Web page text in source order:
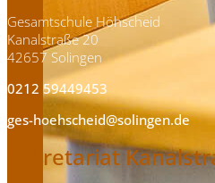
Gesamtschule Höhscheid
Kanalstraße 20
42657 Solingen
0212 59449453
ges-hoehscheid@solingen.de
Sekretariat